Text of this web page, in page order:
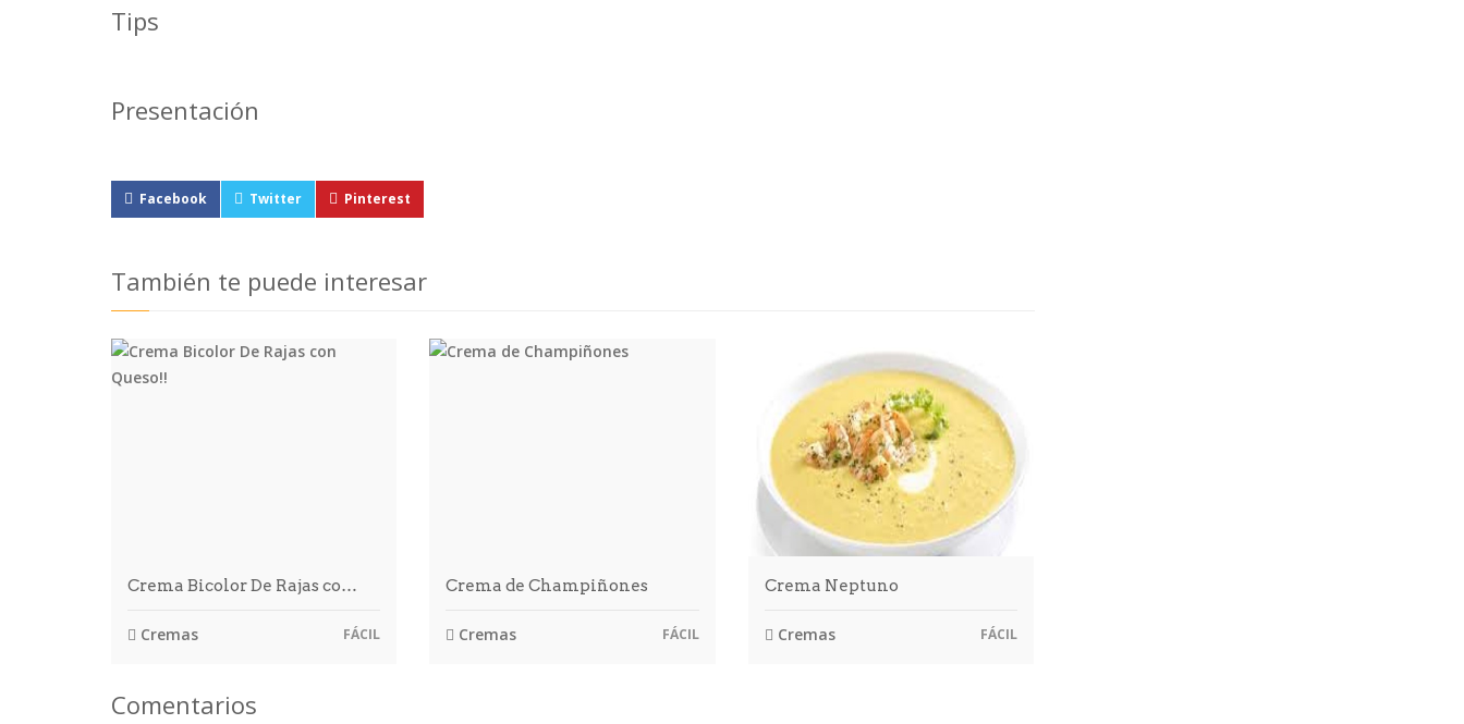
Tips
Presentación
Facebook Twitter Pinterest
También te puede interesar
Crema Bicolor De Rajas co…
Cremas FÁCIL
Crema de Champiñones
Cremas FÁCIL
Crema Neptuno
Cremas FÁCIL
Comentarios